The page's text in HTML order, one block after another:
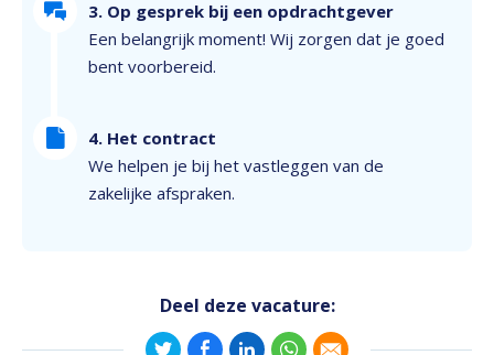
3. Op gesprek bij een opdrachtgever
Een belangrijk moment! Wij zorgen dat je goed
bent voorbereid.
4. Het contract
We helpen je bij het vastleggen van de
zakelijke afspraken.
Deel deze vacature: